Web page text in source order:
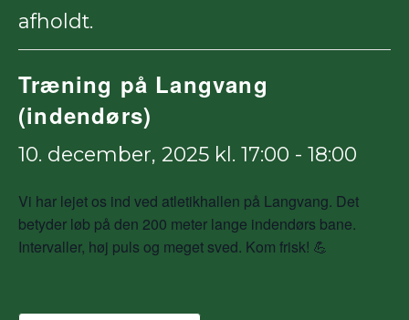
afholdt.
Træning på Langvang
(indendørs)
10. december, 2025 kl. 17:00 - 18:00
Vi har lejet os ind ved atletikhallen på Langvang. Det
betyder løb på den 200 meter lange indendørs bane.
Intervaller, høj puls og meget sved. Kom frisk! 💪